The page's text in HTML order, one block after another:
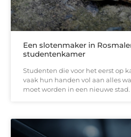
Een slotenmaker in
studentenkamer
Studenten die voor het eerst op
vaak hun handen vol aan alles
moet worden in een nieuwe stad.